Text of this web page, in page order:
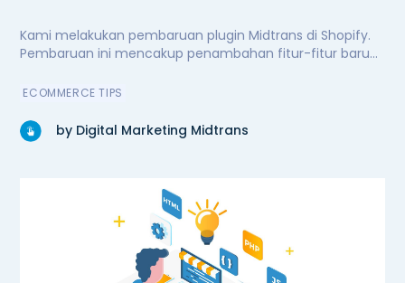
Kami melakukan pembaruan plugin Midtrans di Shopify.
Pembaruan ini mencakup penambahan fitur-fitur baru
peningkatan performa secara signifikan, serta perbaikan
ECOMMERCE TIPS
by Digital Marketing Midtrans